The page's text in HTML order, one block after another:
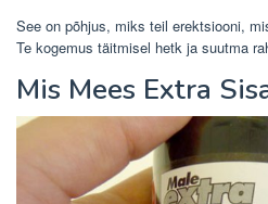
See on põhjus, miks teil erektsiooni,
Te kogemus täitmisel hetk ja suutma
Mis Mees Extra